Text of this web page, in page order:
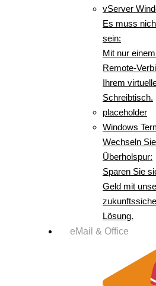
vServer
Es muss
sein:
Mit nur
Remote-
Ihrem
Schreibtisch.
placeholder
Windows
Wechseln
Überholspur:
Sparen Sie
Geld mit
Lösung.
eMail & Office